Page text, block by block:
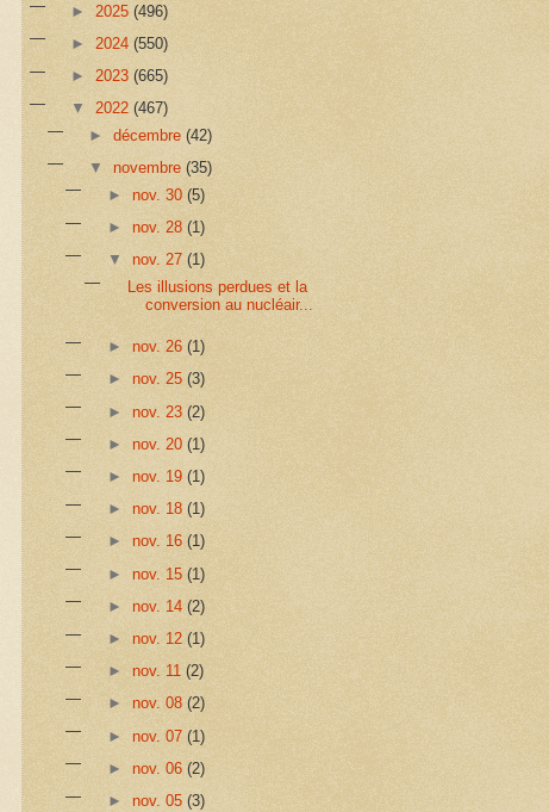
► 2025 (496)
► 2024 (550)
► 2023 (665)
▼ 2022 (467)
►décembre(42)
▼novembre(35)
► nov. 30 (5)
► nov. 28 (1)
▼ nov. 27 (1)
Les illusions perdues et la
conversion au nucléair...
► nov. 26 (1)
► nov. 25 (3)
► nov. 23 (2)
► nov. 20 (1)
► nov. 19 (1)
► nov. 18 (1)
► nov. 16 (1)
► nov. 15 (1)
► nov. 14 (2)
► nov. 12 (1)
► nov. 11 (2)
► nov. 08 (2)
► nov. 07 (1)
► nov. 06 (2)
► nov. 05 (3)